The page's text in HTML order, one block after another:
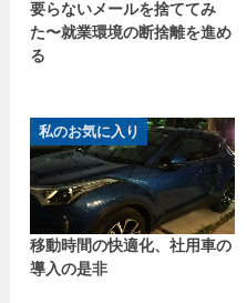
要らないメールを捨ててみ
た〜就業環境の断捨離を進め
る
私のお気に入り
移動時間の快適化、社用車の
導入の是非